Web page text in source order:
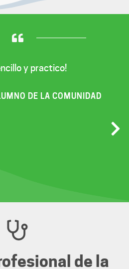
y practico!
DE LA COMUNIDAD
de la